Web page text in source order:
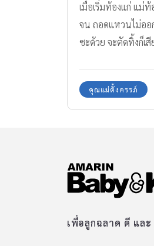
เมื่อเริ่มท้องแก่ แม่
จน ถอดแหวนไม่อ
ซะด้วย จะตัดทิ้งก็เ
คุณแม่ตั้งครรภ์
เพื่อลูกฉลาด ดี แล